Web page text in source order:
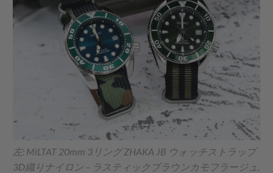
左: MiLTAT 20mm 3リング ZHAKA JB ウォッチストラップ
3D織りナイロン – ラスティックブラウンカモフラージュ,